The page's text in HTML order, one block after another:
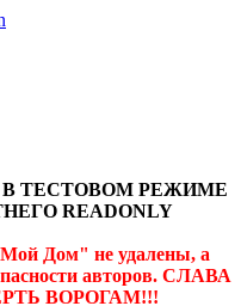
ТЕСТОВОМ РЕЖИМЕ
READONLY
Дом" не удалены, а
авторов. СЛАВА
ВОРОГАМ!!!